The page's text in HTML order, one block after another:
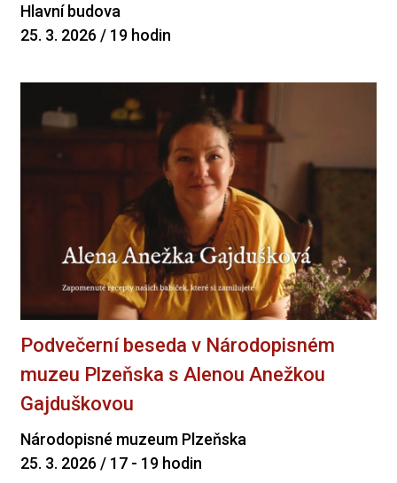
Hlavní budova
25. 3. 2026 / 19 hodin
Podvečerní beseda v Národopisném
muzeu Plzeňska s Alenou Anežkou
Gajduškovou
Národopisné muzeum Plzeňska
25. 3. 2026 / 17 - 19 hodin